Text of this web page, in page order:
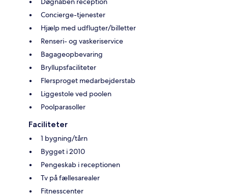
Concierge-tjenester
Hjælp med udflugter/billetter
Renseri- og vaskeriservice
Bagageopbevaring
Bryllupsfaciliteter
Flersproget medarbejderstab
Liggestole ved poolen
Poolparasoller
Faciliteter
1 bygning/tårn
Bygget i 2010
Pengeskab i receptionen
Tv på fællesarealer
Fitnesscenter